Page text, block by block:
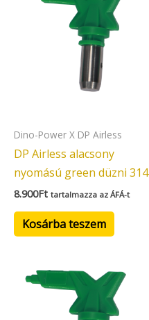
Dino-Power X DP Airless
DP Airless alacsony
nyomású green düzni 314
8.900Ft tartalmazza az ÁFÁ-t
Kosárba teszem